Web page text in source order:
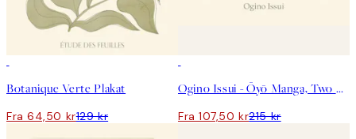
Botanique Verte Plakat
Fra 64,50 kr129 kr
Ogino Issui - Ōyō Manga, Two Birds Plakat
Fra 107,50 kr215 kr